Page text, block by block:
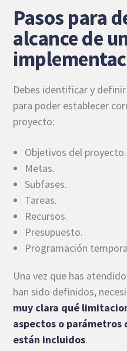
Pasos para
alcance de
Debes identificar y
para poder establecer
proyecto:
Objetivos del proyecto.
Metas.
Subfases.
Tareas.
Recursos.
Presupuesto.
Programación
Una vez que has
han sido definidos,
muy clara qué
aspectos o
están incluidos.